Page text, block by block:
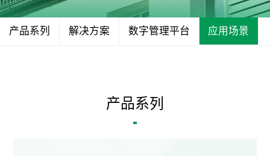
产品系列 解决方案 数字管理平台 应用场景
产品系列